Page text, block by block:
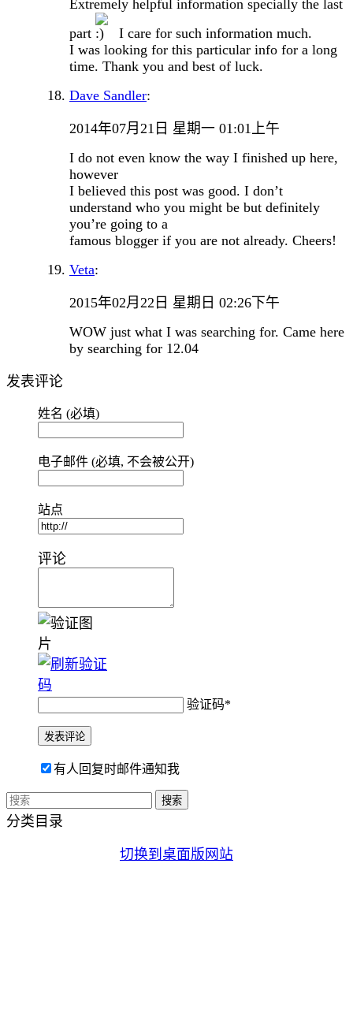
Extremely helpful information specially the last
part
I care for such information much.
I was looking for this particular info for a long
time. Thank you and best of luck.
Dave Sandler:
2014年07月21日 星期一 01:01上午
I do not even know the way I finished up here,
however
I believed this post was good. I don’t
understand who you might be but definitely
you’re going to a
famous blogger if you are not already. Cheers!
Veta:
2015年02月22日 星期日 02:26下午
WOW just what I was searching for. Came here
by searching for 12.04
发表评论
姓名 (必填)
电子邮件 (必填, 不会被公开)
站点
评论
验证码*
有人回复时邮件通知我
分类目录
切换到桌面版网站